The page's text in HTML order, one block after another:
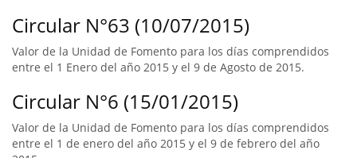
Circular N°63 (10/07/2015)
Valor de la Unidad de Fomento para los días comprendidos
entre el 1 Enero del año 2015 y el 9 de Agosto de 2015.
Circular N°6 (15/01/2015)
Valor de la Unidad de Fomento para los días comprendidos
entre el 1 de enero del año 2015 y el 9 de febrero del año